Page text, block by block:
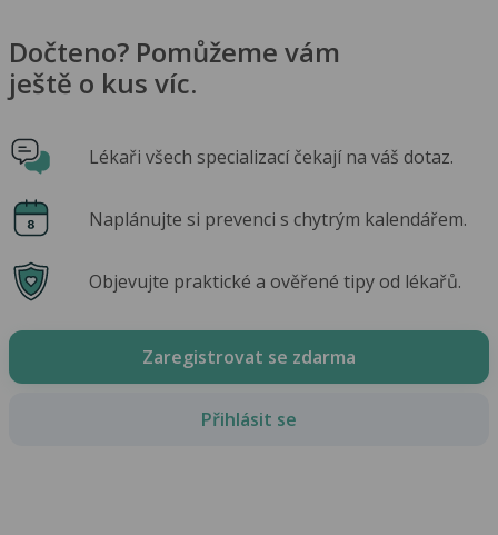
Dočteno? Pomůžeme vám
ještě o kus víc.
Lékaři všech specializací čekají na váš dotaz.
Naplánujte si prevenci s chytrým kalendářem.
Objevujte praktické a ověřené tipy od lékařů.
Zaregistrovat se zdarma
Přihlásit se